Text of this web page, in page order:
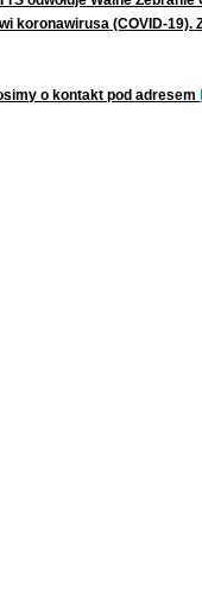
koronawirusa (COVID-19).
o kontakt pod adresem